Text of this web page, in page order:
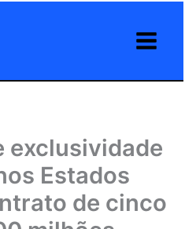
exclusividade
Estados
de cinco